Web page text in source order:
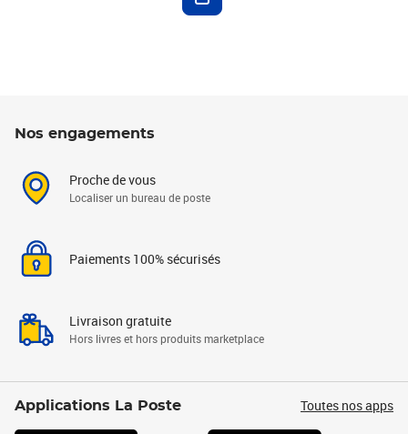
Nos engagements
Proche de vous
Localiser un bureau de poste
Paiements 100% sécurisés
Livraison gratuite
Hors livres et hors produits marketplace
Applications La Poste Toutes nos apps